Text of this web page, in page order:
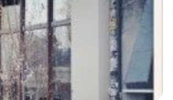
boulangerie bio de la ville convaincue que
seules comptent la qualité des matières
premières, […]